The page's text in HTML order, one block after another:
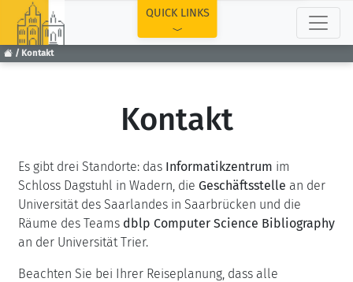
Kontakt
QUICK LINKS
Kontakt
Es gibt drei Standorte: das Informatikzentrum im
Schloss Dagstuhl in Wadern, die Geschäftsstelle an der
Universität des Saarlandes in Saarbrücken und die
Räume des Teams dblp Computer Science Bibliography
an der Universität Trier.
Beachten Sie bei Ihrer Reiseplanung, dass alle